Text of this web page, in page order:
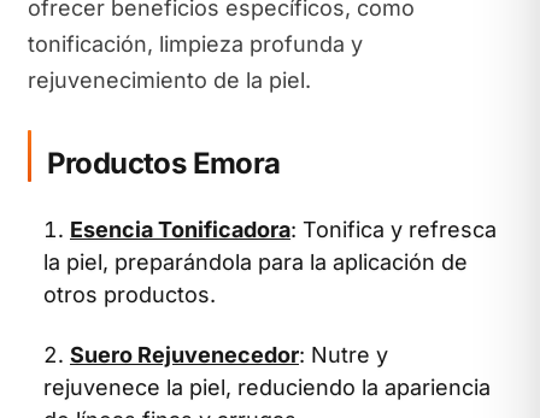
ofrecer beneficios específicos, como
tonificación, limpieza profunda y
rejuvenecimiento de la piel.
Productos Emora
Esencia Tonificadora: Tonifica y refresca
la piel, preparándola para la aplicación de
otros productos.
Suero Rejuvenecedor: Nutre y
rejuvenece la piel, reduciendo la apariencia